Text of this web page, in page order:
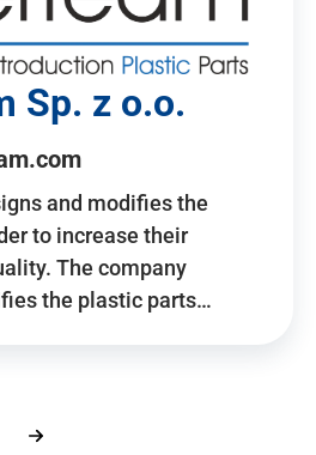
Sp. z o.o.
and modifies the
to increase their
The company
the plastic parts…